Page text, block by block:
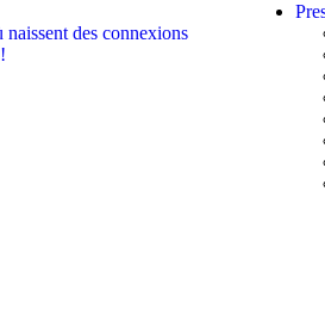
naissent des connexions